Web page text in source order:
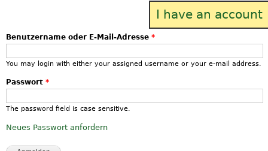
I have an account
Benutzername oder E-Mail-Adresse *
You may login with either your assigned username or your e-mail address.
Passwort *
The password field is case sensitive.
Neues Passwort anfordern